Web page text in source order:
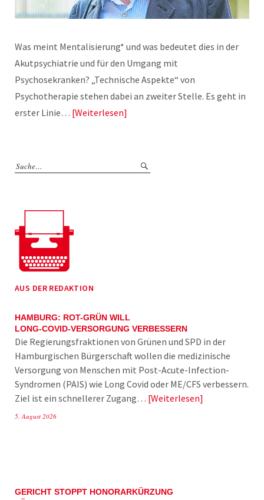
Was meint Mentalisierung* und was bedeutet dies in der
Akutpsychiatrie und für den Umgang mit
Psychosekranken? „Technische Aspekte“ von
Psychotherapie stehen dabei an zweiter Stelle. Es geht in
erster Linie… Weiterlesen
AUS DER REDAKTION
HAMBURG: ROT-GRÜN WILL
LONG-COVID-VERSORGUNG VERBESSERN
Die Regierungsfraktionen von Grünen und SPD in der
Hamburgischen Bürgerschaft wollen die medizinische
Versorgung von Menschen mit Post-Acute-Infection-
Syndromen (PAIS) wie Long Covid oder ME/CFS verbessern.
Ziel ist ein schnellerer Zugang… Weiterlesen
5. August 2026
GERICHT STOPPT HONORARKÜRZUNG